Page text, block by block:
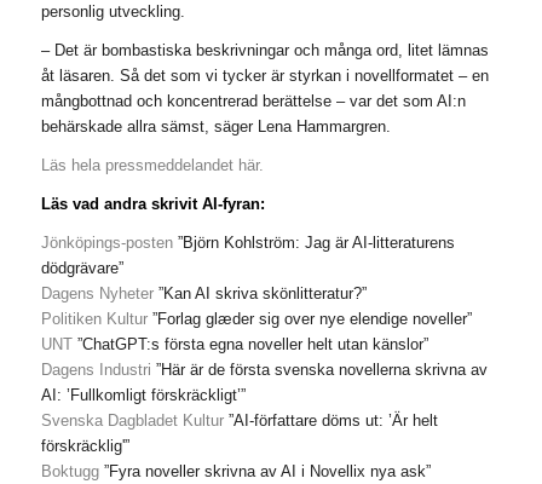
personlig utveckling.
– Det är bombastiska beskrivningar och många ord, litet lämnas
åt läsaren. Så det som vi tycker är styrkan i novellformatet – en
mångbottnad och koncentrerad berättelse – var det som AI:n
behärskade allra sämst, säger Lena Hammargren.
Läs hela pressmeddelandet här.
Läs vad andra skrivit AI-fyran:
Jönköpings-posten”Björn Kohlström: Jag är AI-litteraturens
dödgrävare”
Dagens Nyheter”Kan AI skriva skönlitteratur?”
Politiken Kultur”Forlag glæder sig over nye elendige noveller”
UNT”ChatGPT:s första egna noveller helt utan känslor”
Dagens Industri ”Här är de första svenska novellerna skrivna av
AI: ’Fullkomligt förskräckligt’”
Svenska Dagbladet Kultur”AI-författare döms ut: ’Är helt
förskräcklig'”
Boktugg ”Fyra noveller skrivna av AI i Novellix nya ask”